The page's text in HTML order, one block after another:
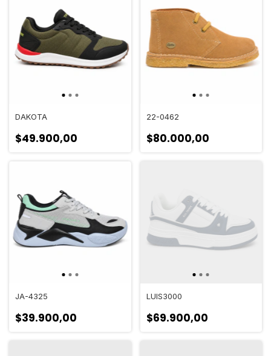
DAKOTA
$49.900,00
22-0462
$80.000,00
JA-4325
$39.900,00
LUIS3000
$69.900,00